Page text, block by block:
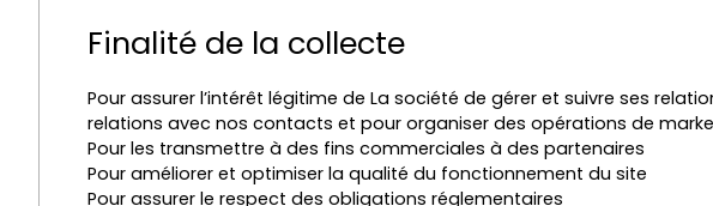
Finalité de la collecte
Pour assurer l’intérêt légitime de La société de gérer et suivre ses
relations avec nos contacts et pour organiser des opérations de
Pour les transmettre à des fins commerciales à des partenaires
Pour améliorer et optimiser la qualité du fonctionnement du site
Pour assurer le respect des obligations réglementaires